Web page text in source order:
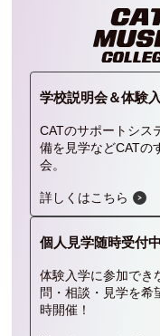
オープンキャンパス
アクセス
資料請求
高校生の方へ
留学生の方へ
学校説明会＆体験
CATのサポートシス
備を見学などCATの
会。
詳しくはこちら
個人見学随時受付
体験入学に参加でき
問・相談・見学を希
時開催！